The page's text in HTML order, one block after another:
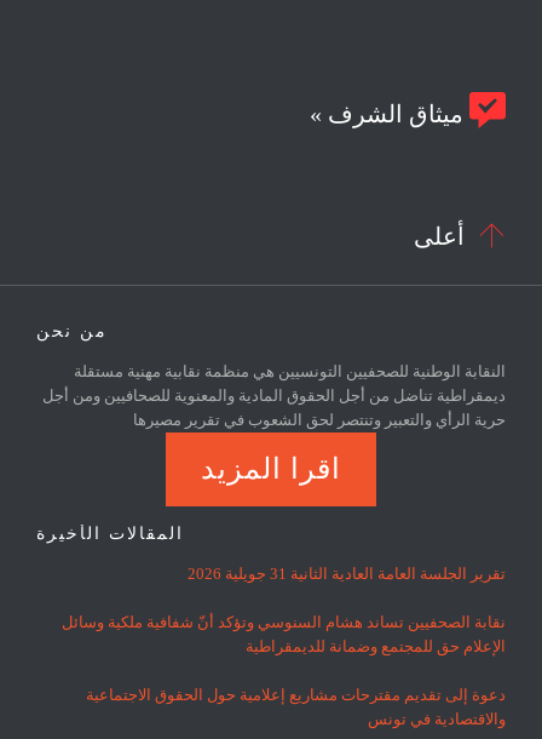
 ميثاق الشرف »
 أعلى
من نحن
النقابة الوطنية للصحفيين التونسيين هي منظمة نقابية مهنية مستقلة
ديمقراطية تناضل من أجل الحقوق المادية والمعنوية للصحافيين ومن أجل
حرية الرأي والتعبير وتنتصر لحق الشعوب في تقرير مصيرها
اقرا المزيد
المقالات الأخيرة
تقرير الجلسة العامة العادية الثانية 31 جويلية 2026
نقابة الصحفيين تساند هشام السنوسي وتؤكد أنّ شفافية ملكية وسائل
الإعلام حق للمجتمع وضمانة للديمقراطية
دعوة إلى تقديم مقترحات مشاريع إعلامية حول الحقوق الاجتماعية
والاقتصادية في تونس